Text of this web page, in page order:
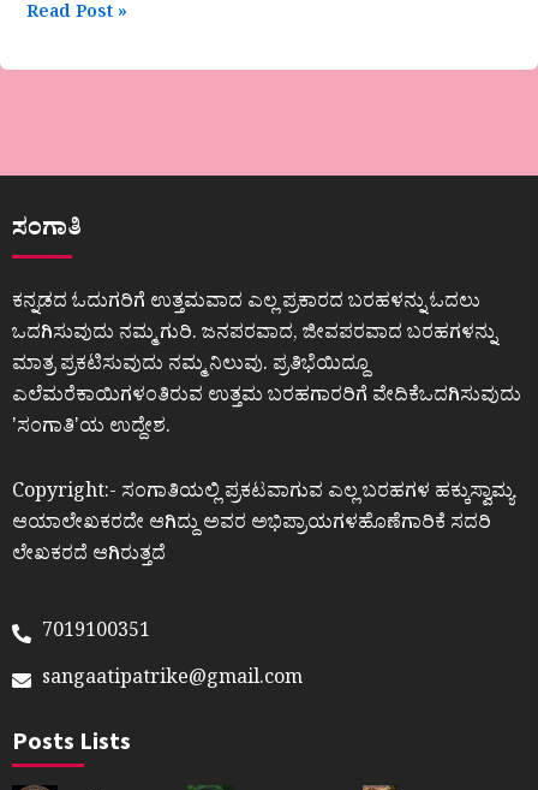
Read Post »
ಸಂಗಾತಿ
ಕನ್ನಡದ ಓದುಗರಿಗೆ ಉತ್ತಮವಾದ ಎಲ್ಲ ಪ್ರಕಾರದ ಬರಹಳನ್ನು ಓದಲು
ಒದಗಿಸುವುದು ನಮ್ಮ ಗುರಿ. ಜನಪರವಾದ, ಜೀವಪರವಾದ ಬರಹಗಳನ್ನು
ಮಾತ್ರ ಪ್ರಕಟಿಸುವುದು ನಮ್ಮ ನಿಲುವು. ಪ್ರತಿಭೆಯಿದ್ದೂ
ಎಲೆಮರೆಕಾಯಿಗಳಂತಿರುವ ಉತ್ತಮ ಬರಹಗಾರರಿಗೆ ವೇದಿಕೆಒದಗಿಸುವುದು
ʼಸಂಗಾತಿʼಯ ಉದ್ದೇಶ.
Copyright:- ಸಂಗಾತಿಯಲ್ಲಿ ಪ್ರಕಟವಾಗುವ ಎಲ್ಲ ಬರಹಗಳ ಹಕ್ಕುಸ್ವಾಮ್ಯ
ಆಯಾಲೇಖಕರದೇ ಆಗಿದ್ದು ಅವರ ಅಭಿಪ್ರಾಯಗಳಹೊಣೆಗಾರಿಕೆ ಸದರಿ
ಲೇಖಕರದೆ ಆಗಿರುತ್ತದೆ
7019100351
sangaatipatrike@gmail.com
Posts Lists